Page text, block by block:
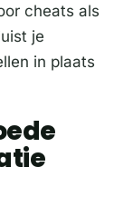
cheats als
je
in plaats